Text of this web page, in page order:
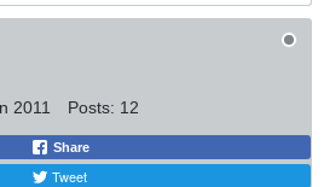
2011 Posts: 12
Share
Tweet